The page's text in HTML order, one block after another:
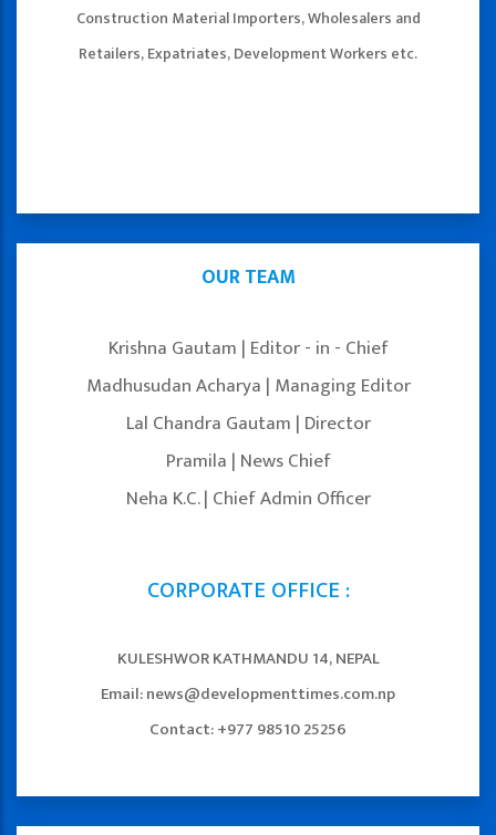
Construction Material Importers, Wholesalers and
Retailers, Expatriates, Development Workers etc.
OUR TEAM
Krishna Gautam | Editor - in - Chief
Madhusudan Acharya | Managing Editor
Lal Chandra Gautam | Director
Pramila | News Chief
Neha K.C. | Chief Admin Officer
CORPORATE OFFICE :
KULESHWOR KATHMANDU 14, NEPAL
Email: news@developmenttimes.com.np
Contact: +977 98510 25256